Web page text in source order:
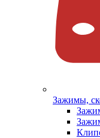
Зажимы,